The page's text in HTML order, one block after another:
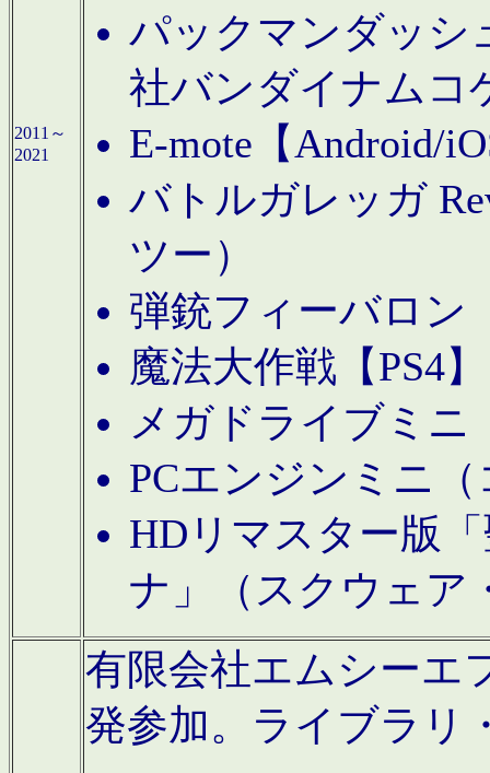
2011～
2021
パックマンダッシ
社バンダイナムコ
E-mote【Android/
バトルガレッガ
ツー）
弾銃フィーバロン
魔法大作戦【PS4
メガドライブミニ
PCエンジンミニ
HDリマスター版
ナ」（スクウェア
有限会社エムシーエ
発参加。ライブラリ